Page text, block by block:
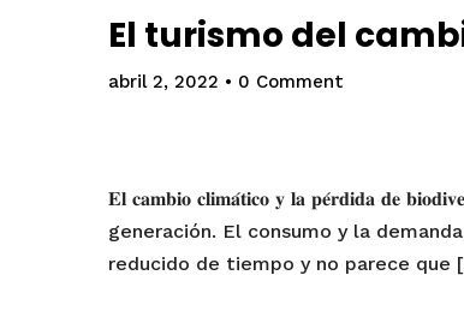
El turismo del
abril 2, 2022 • 0 Comment
𝐄𝐥 𝐜𝐚𝐦𝐛𝐢𝐨 𝐜𝐥𝐢𝐦𝐚́𝐭𝐢𝐜𝐨 𝐲 𝐥𝐚 𝐩𝐞́𝐫𝐝𝐢𝐝𝐚 𝐝𝐞
generación. El consumo y la
reducido de tiempo y no parece que